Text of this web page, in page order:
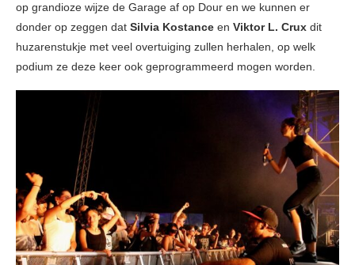
op grandioze wijze de Garage af op Dour en we kunnen er
donder op zeggen dat Silvia Kostance en Viktor L. Crux dit
huzarenstukje met veel overtuiging zullen herhalen, op welk
podium ze deze keer ook geprogrammeerd mogen worden.